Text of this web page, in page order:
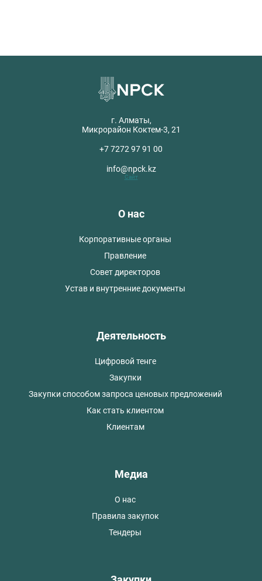
г. Алматы,
Микрорайон Коктем-3, 21
+7 7272 97 91 00
info@npck.kz
Сайт
О нас
Корпоративные органы
Правление
Совет директоров
Устав и внутренние документы
Деятельность
Цифровой тенге
Закупки
Закупки способом запроса ценовых предложений
Как стать клиентом
Клиентам
Медиа
О нас
Правила закупок
Тендеры